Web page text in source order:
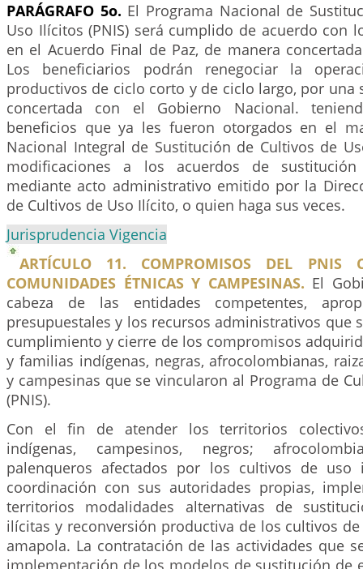
PARÁGRAFO 5o. El Programa Nacional de
Uso Ilícitos (PNIS) será cumplido de acuerdo con
en el Acuerdo Final de Paz, de manera
Los beneficiarios podrán renegociar la
productivos de ciclo corto y de ciclo largo, por una
concertada con el Gobierno Nacional.
beneficios que ya les fueron otorgados en el
Nacional Integral de Sustitución de Cultivos de
modificaciones a los acuerdos de sustitución
mediante acto administrativo emitido por la
de Cultivos de Uso Ilícito, o quien haga sus veces.
Jurisprudencia Vigencia
ARTÍCULO 11. COMPROMISOS DEL PNIS
COMUNIDADES ÉTNICAS Y CAMPESINAS. El
cabeza de las entidades competentes,
presupuestales y los recursos administrativos que
cumplimiento y cierre de los compromisos
y familias indígenas, negras, afrocolombianas,
y campesinas que se vincularon al Programa de
(PNIS).
Con el fin de atender los territorios
indígenas, campesinos, negros;
palenqueros afectados por los cultivos de uso
coordinación con sus autoridades propias,
territorios modalidades alternativas de
ilícitas y reconversión productiva de los cultivos
amapola. La contratación de las actividades que
implementación de los modelos de sustitución de